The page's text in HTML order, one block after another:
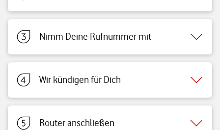
Nimm Deine Rufnummer mit
Wir kündigen für Dich
Router anschließen